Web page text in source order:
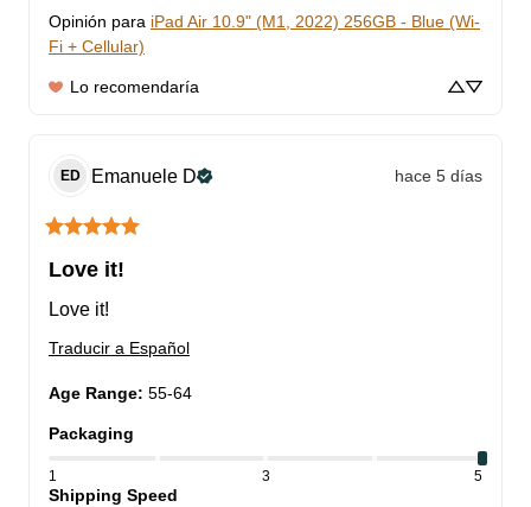
Opinión para iPad Air 10.9" (M1, 2022) 256GB - Blue (Wi-
Fi + Cellular)
Lo recomendaría
ED Emanuele D hace 5 días
Love it!
Love it!
Traducir a Español
Age Range: 55-64
Packaging
1 3 5
Shipping Speed